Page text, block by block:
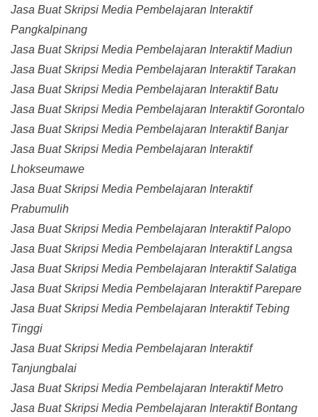
Jasa Buat Skripsi Media Pembelajaran Interaktif
Pangkalpinang
Jasa Buat Skripsi Media Pembelajaran Interaktif Madiun
Jasa Buat Skripsi Media Pembelajaran Interaktif Tarakan
Jasa Buat Skripsi Media Pembelajaran Interaktif Batu
Jasa Buat Skripsi Media Pembelajaran Interaktif Gorontalo
Jasa Buat Skripsi Media Pembelajaran Interaktif Banjar
Jasa Buat Skripsi Media Pembelajaran Interaktif
Lhokseumawe
Jasa Buat Skripsi Media Pembelajaran Interaktif
Prabumulih
Jasa Buat Skripsi Media Pembelajaran Interaktif Palopo
Jasa Buat Skripsi Media Pembelajaran Interaktif Langsa
Jasa Buat Skripsi Media Pembelajaran Interaktif Salatiga
Jasa Buat Skripsi Media Pembelajaran Interaktif Parepare
Jasa Buat Skripsi Media Pembelajaran Interaktif Tebing
Tinggi
Jasa Buat Skripsi Media Pembelajaran Interaktif
Tanjungbalai
Jasa Buat Skripsi Media Pembelajaran Interaktif Metro
Jasa Buat Skripsi Media Pembelajaran Interaktif Bontang